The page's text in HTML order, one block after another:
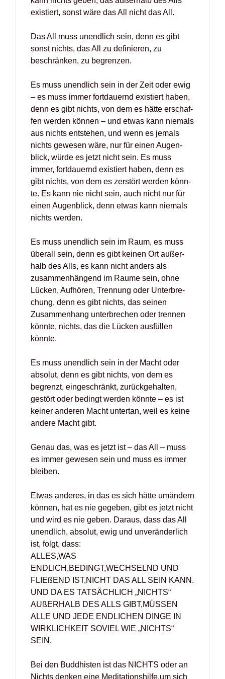
exis­tiert, sonst wäre das All nicht das All.
Das All muss unend­lich sein, denn es gibt
sonst nichts, das All zu defi­nie­ren, zu
beschrän­ken, zu begren­zen.
Es muss unend­lich sein in der Zeit oder ewig
– es muss immer fort­dau­ernd exis­tiert haben,
denn es gibt nichts, von dem es hät­te erschaf­
fen wer­den kön­nen – und etwas kann nie­mals
aus nichts ent­ste­hen, und wenn es jemals
nichts gewe­sen wäre, nur für einen Augen­
blick, wür­de es jetzt nicht sein. Es muss
immer, fort­dau­ernd exis­tiert haben, denn es
gibt nichts, von dem es zer­stört wer­den könn­
te. Es kann nie nicht sein, auch nicht nur für
einen Augen­blick, denn etwas kann nie­mals
nichts wer­den.
Es muss unend­lich sein im Raum, es muss
über­all sein, denn es gibt kei­nen Ort außer­
halb des Alls, es kann nicht anders als
zusam­men­hän­gend im Rau­me sein, ohne
Lücken, Auf­hö­ren, Tren­nung oder Unter­bre­
chung, denn es gibt nichts, das sei­nen
Zusam­men­hang unter­bre­chen oder tren­nen
könn­te, nichts, das die Lücken aus­fül­len
könn­te.
Es muss unend­lich sein in der Macht oder
abso­lut, denn es gibt nichts, von dem es
begrenzt, ein­ge­schränkt, zurück­ge­hal­ten,
gestört oder bedingt wer­den könn­te – es ist
kei­ner ande­ren Macht unter­tan, weil es kei­ne
ande­re Macht gibt.
Genau das, was es jetzt ist – das All – muss
es immer gewe­sen sein und muss es immer
blei­ben.
Etwas ande­res, in das es sich hät­te umän­dern
kön­nen, hat es nie gege­ben, gibt es jetzt nicht
und wird es nie geben. Dar­aus, dass das All
unend­lich, abso­lut, ewig und unver­än­der­lich
ist, folgt, dass:
ALLES,WAS
ENDLICH,BEDINGT,WECHSELND UND
FLIE­ßEND IST,NICHT DAS ALL SEIN KANN.
UND DA ES TAT­SÄCH­LICH „NICHTS“
AUßER­HALB DES ALLS GIBT,MÜSSEN
ALLE UND JEDE END­LI­CHEN DIN­GE IN
WIRK­LICH­KEIT SOVIEL WIE „NICHTS“
SEIN.
Bei den Bud­dhis­ten ist das NICHTS oder an
Nichts den­ken eine Meditationshilfe,um sich